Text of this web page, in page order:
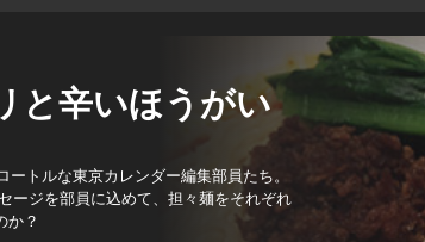
と辛いほうがい
トルな東京カレンダー編集部員たち。
ージを部員に込めて、担々麺をそれぞれ
か？